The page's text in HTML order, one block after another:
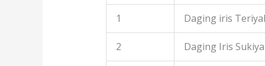
1 Daging iris
2 Daging Iris